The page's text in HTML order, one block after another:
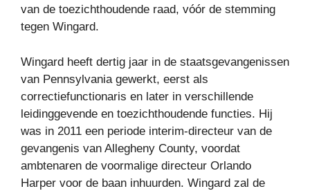
van de toezichthoudende raad, vóór de stemming
tegen Wingard.
Wingard heeft dertig jaar in de staatsgevangenissen
van Pennsylvania gewerkt, eerst als
correctiefunctionaris en later in verschillende
leidinggevende en toezichthoudende functies. Hij
was in 2011 een periode interim-directeur van de
gevangenis van Allegheny County, voordat
ambtenaren de voormalige directeur Orlando
Harper voor de baan inhuurden. Wingard zal de